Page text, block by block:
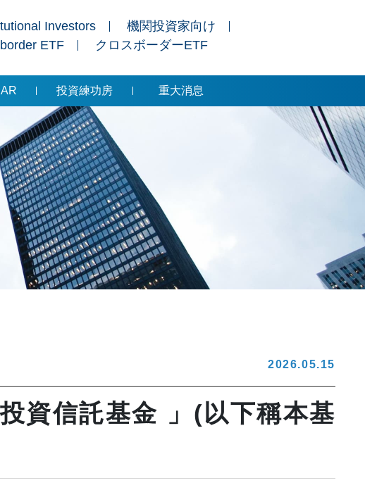
Investors
機関投資家向け
ETF クロスボーダーETF
投資練功房 重大消息
2026.05.15
資信託基金 」(以下稱本基